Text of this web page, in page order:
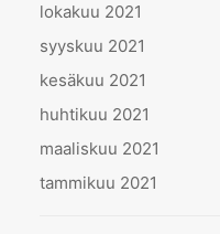
lokakuu 2021
syyskuu 2021
kesäkuu 2021
huhtikuu 2021
maaliskuu 2021
tammikuu 2021